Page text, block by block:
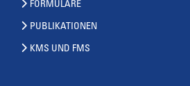
FORMULARE
PUBLIKATIONEN
KMS UND FMS